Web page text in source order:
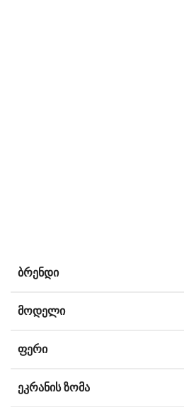
ᲑᲠᲔᲜᲓᲘ
ᲛᲝᲓᲔᲚᲘ
ᲤᲔᲠᲘ
ᲔᲙᲠᲐᲜᲘᲡ ᲖᲝᲛᲐ